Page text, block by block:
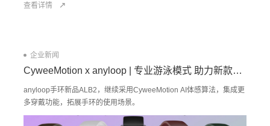
查看详情
企业新闻
CyweeMotion x anyloop | 专业游泳模式 助力新款手环上市
anyloop手环新品ALB2，继续采用CyweeMotion AI体感算法，集成更
多穿戴功能，拓展手环的使用场景。